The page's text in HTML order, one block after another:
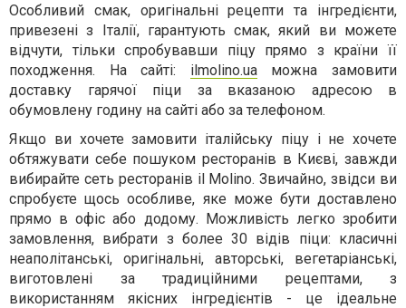
Особливий смак, оригінальні рецепти та інгредієнти,
привезені з Італії, гарантують смак, який ви можете
відчути, тільки спробувавши піцу прямо з країни її
походження. На сайті: ilmolino.uaможна замовити
доставку гарячої піци за вказаною адресою в
обумовлену годину на сайті або за телефоном.
Якщо ви хочете замовити італійську піцу і не хочете
обтяжувати себе пошуком ресторанів в Києві, завжди
вибирайте сеть ресторанів il Molino. Звичайно, звідси ви
спробуєте щось особливе, яке може бути доставлено
прямо в офіс або додому. Можливість легко зробити
замовлення, вибрати з более 30 відів піци: класичні
неаполітанські, оригінальні, авторські, вегетаріанські,
виготовлені за традиційними рецептами, з
використанням якісних інгредієнтів - це ідеальне